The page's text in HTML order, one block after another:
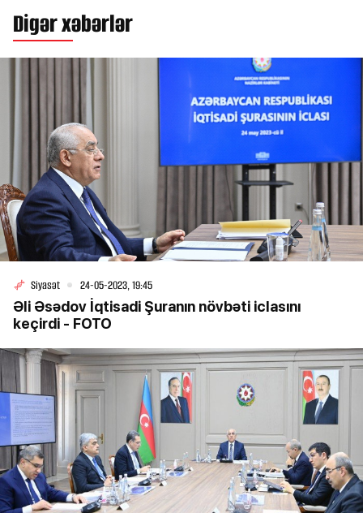
Digər xəbərlər
Siyasət 24-05-2023, 19:45
Əli Əsədov İqtisadi Şuranın növbəti iclasını
keçirdi - FOTO